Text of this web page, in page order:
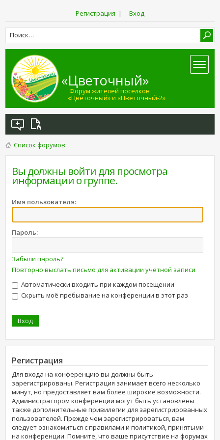
Регистрация | Вход
«Цветочный»
Форум жителей поселков
«Цветочный» и «Цветочный-2»
Список форумов
Вы должны войти для просмотра
информации о группе.
Имя пользователя:
Пароль:
Забыли пароль?
Повторно выслать письмо для активации учётной записи
Автоматически входить при каждом посещении
Скрыть моё пребывание на конференции в этот раз
Регистрация
Для входа на конференцию вы должны быть
зарегистрированы. Регистрация занимает всего несколько
минут, но предоставляет вам более широкие возможности.
Администратором конференции могут быть установлены
также дополнительные привилегии для зарегистрированных
пользователей. Прежде чем зарегистрироваться, вам
следует ознакомиться с правилами и политикой, принятыми
на конференции. Помните, что ваше присутствие на форумах